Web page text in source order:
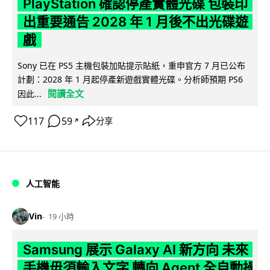
PlayStation 確認停產實體光碟 包裝印
出重要通告 2028 年 1 月後不出光碟遊
戲
Sony 已在 PS5 主機包裝加貼提示貼紙，重申官方 7 月已公布
計劃：2028 年 1 月起停產新遊戲實體光碟。分析師預期 PS6
因此...
閱讀全文
117 59 ↗ 分享
人工智能
Vin 19 小時
Samsung 展示 Galaxy AI 新方向 未來